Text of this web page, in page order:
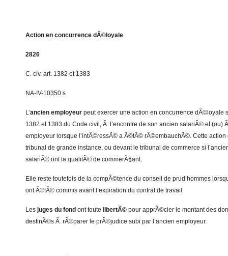
Action en concurrence dÃ©loyale
2826
C. civ. art. 1382 et 1383
NA-IV-10350 s
L’ancien employeur peut exercer une action en concurrence dÃ©loyale
1382 et 1383 du Code civil, Ã l’encontre de son ancien salariÃ© et (ou)
employeur lorsque l’intÃ©ressÃ© a Ã©tÃ© rÃ©embauchÃ©. Cette action
tribunal de grande instance, ou devant le tribunal de commerce si
salariÃ© ont la qualitÃ© de commerÃ§ant.
Elle reste toutefois de la compÃ©tence du conseil de prud’hommes
ont Ã©tÃ© commis avant l’expiration du contrat de travail.
Les juges du fond ont toute libertÃ© pour apprÃ©cier le montant des
destinÃ©s Ã rÃ©parer le prÃ©judice subi par l’ancien employeur.